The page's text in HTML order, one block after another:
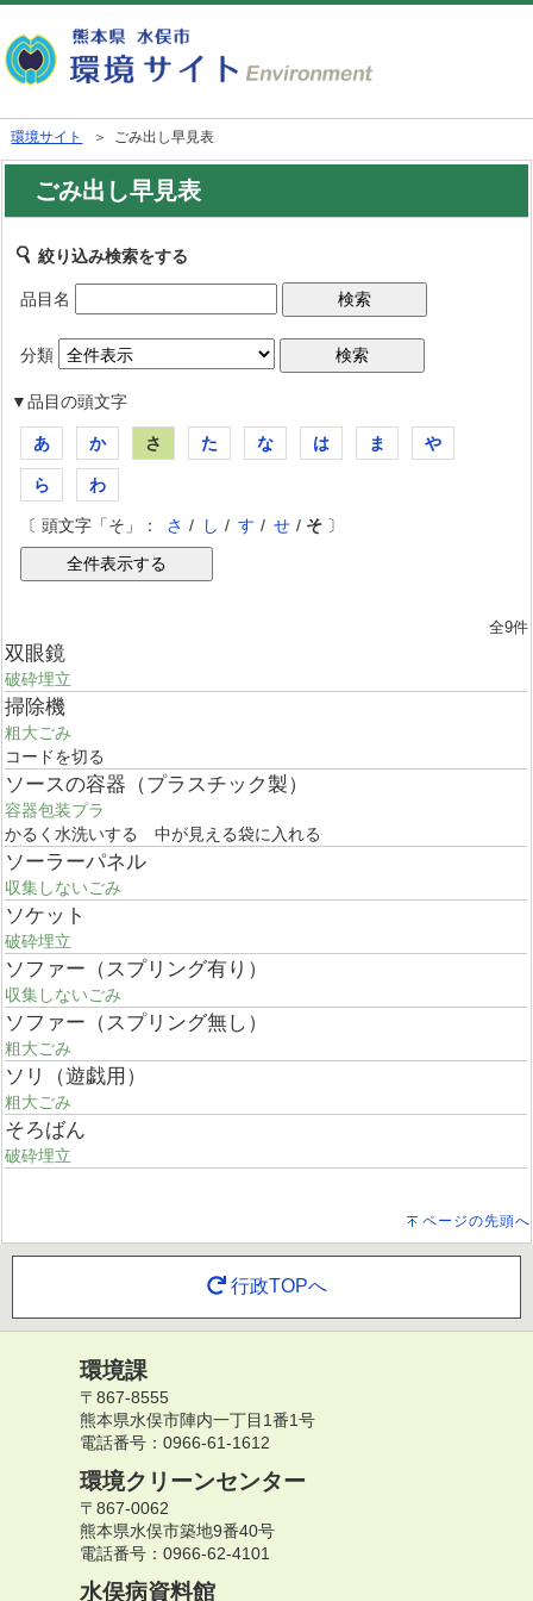
環境サイト ＞ ごみ出し早見表
ごみ出し早見表
絞り込み検索をする
品目名
分類
▼品目の頭文字
あ か さ た な は ま や
ら わ
〔 頭文字「そ」： さ / し / す / せ / そ〕
全9件
双眼鏡
破砕埋立
掃除機
粗大ごみ
コードを切る
ソースの容器（プラスチック製）
容器包装プラ
かるく水洗いする 中が見える袋に入れる
ソーラーパネル
収集しないごみ
ソケット
破砕埋立
ソファー（スプリング有り）
収集しないごみ
ソファー（スプリング無し）
粗大ごみ
ソリ（遊戯用）
粗大ごみ
そろばん
破砕埋立
ページの先頭へ
行政TOPへ
環境課
〒867-8555
熊本県水俣市陣内一丁目1番1号
電話番号：0966-61-1612
環境クリーンセンター
〒867-0062
熊本県水俣市築地9番40号
電話番号：0966-62-4101
水俣病資料館